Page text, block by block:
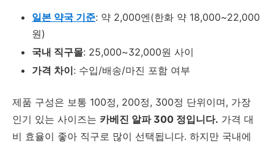
일본 약국 기준: 약 2,000엔(한화 약 18,000~22,000
원)
국내 직구몰: 25,000~32,000원 사이
가격 차이: 수입/배송/마진 포함 여부
제품 구성은 보통 100정, 200정, 300정 단위이며, 가장
인기 있는 사이즈는 카베진 알파 300 정입니다. 가격 대
비 효율이 좋아 직구로 많이 선택됩니다. 하지만 국내에